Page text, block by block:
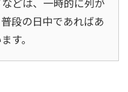
段の日中であればあ
す。